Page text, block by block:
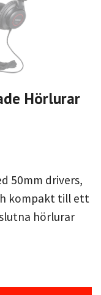
Hörlurar
50mm drivers,
kompakt till ett
hörlurar